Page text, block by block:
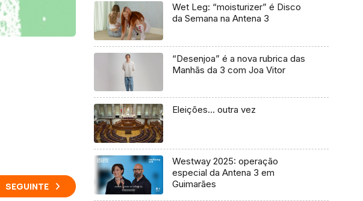
SEGUINTE
Wet Leg: “moisturizer” é Disco
da Semana na Antena 3
“Desenjoa” é a nova rubrica das
Manhãs da 3 com Joa Vitor
Eleições… outra vez
Westway 2025: operação
especial da Antena 3 em
Guimarães